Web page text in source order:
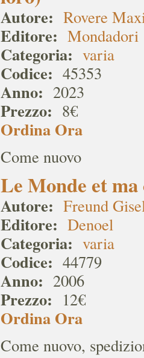
Autore: Rovere
Editore: Mondadori
Categoria: varia
Codice: 45353
Anno: 2023
Prezzo: 8€
Ordina Ora
Come nuovo
Le Monde et
Autore: Freund
Editore: Denoel
Categoria: varia
Codice: 44779
Anno: 2006
Prezzo: 12€
Ordina Ora
Come nuovo,